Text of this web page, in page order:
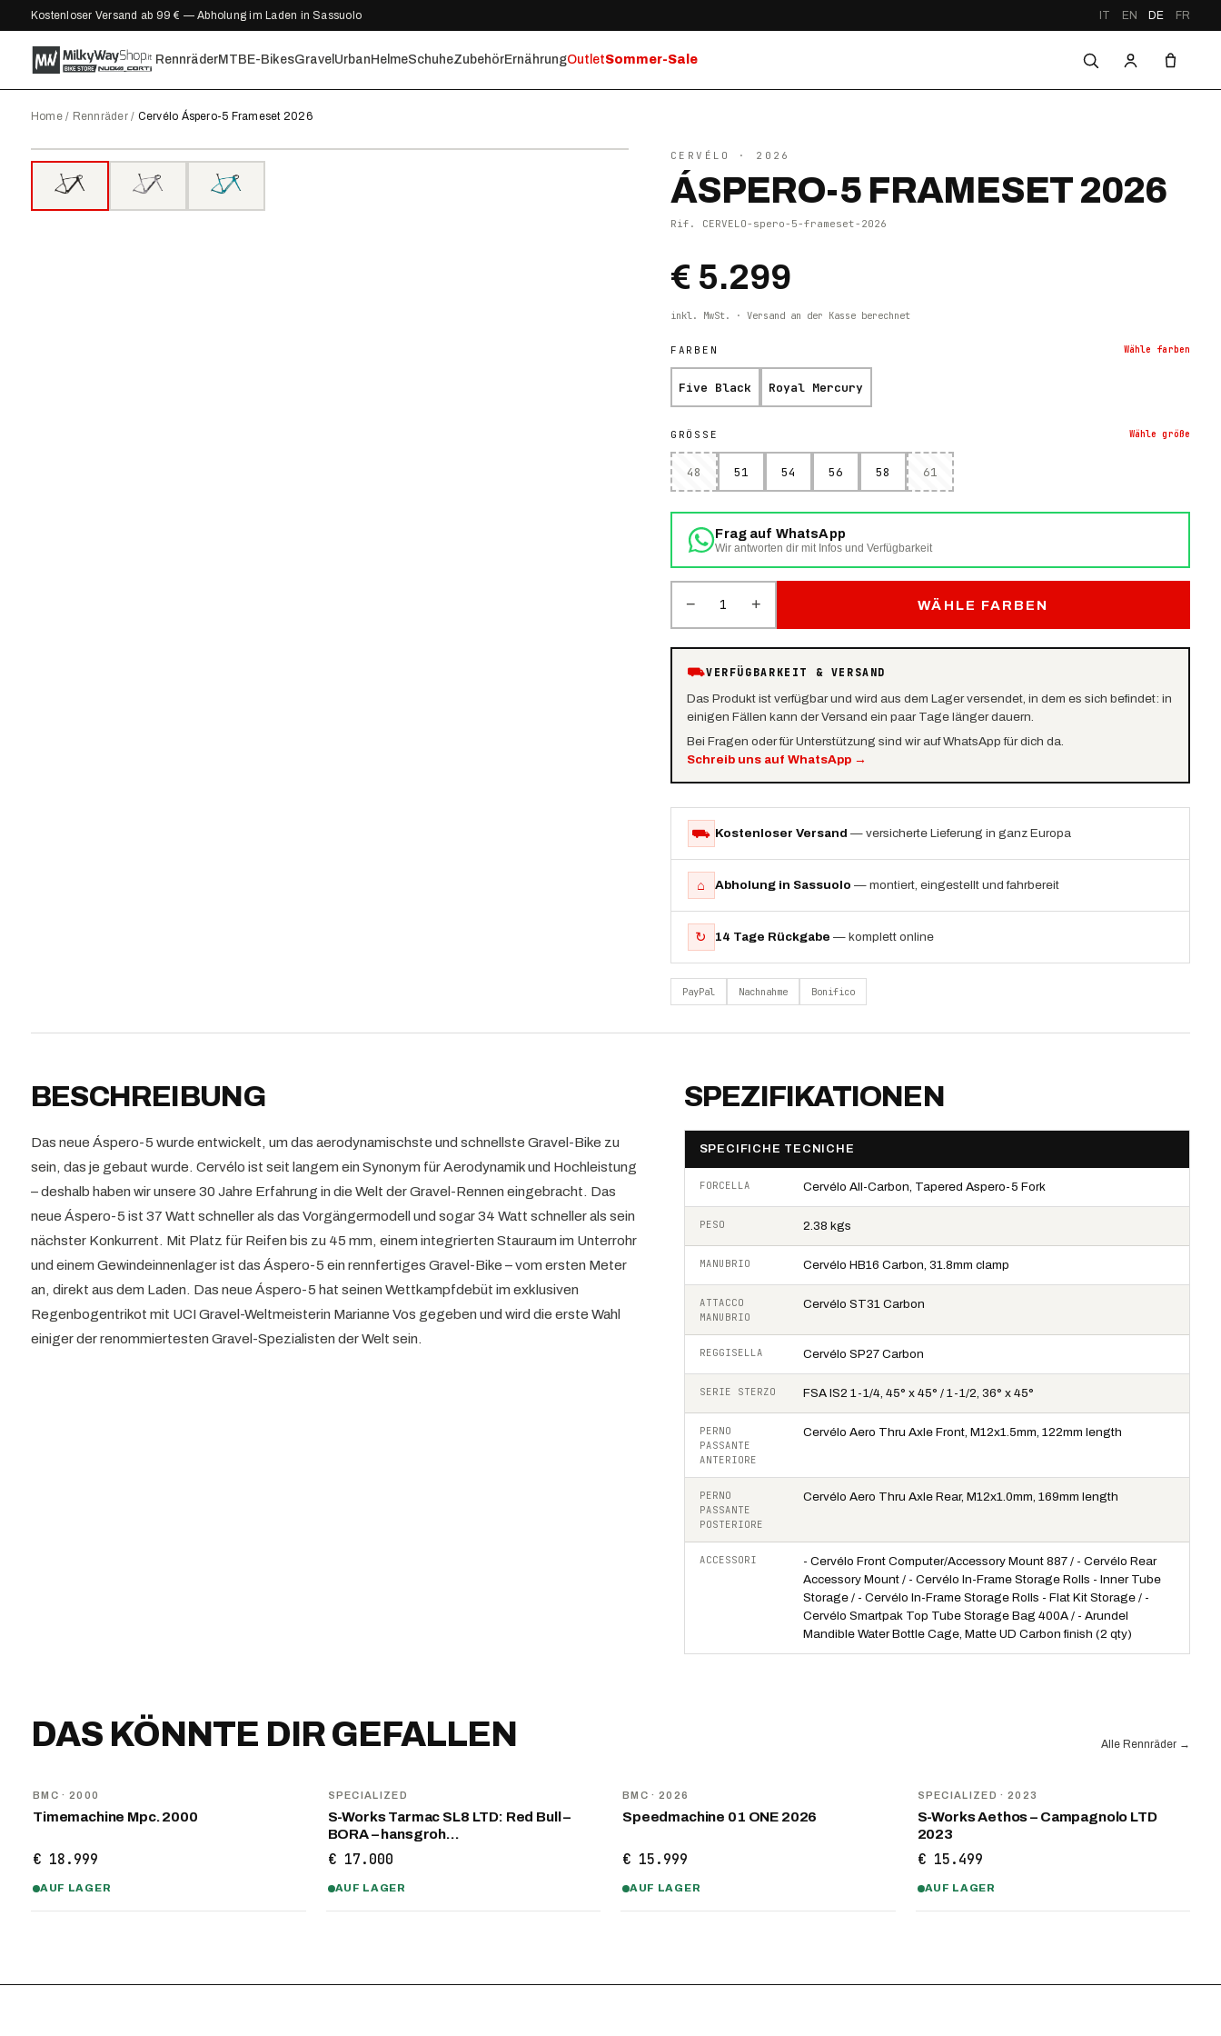
Kostenloser Versand ab 99 € — Abholung im Laden in Sassuolo IT EN DE FR
RennräderMTB E-BikesGravel Urban HelmeSchuheZubehörErnährungOutletSommer-Sale
Home/ Rennräder/ Cervélo Áspero-5 Frameset 2026
2026 AUF LAGER
CERVÉLO · 2026
ÁSPERO-5 FRAMESET 2026
Rif. CERVELO-spero-5-frameset-2026
€ 5.299
inkl. MwSt. · Versand an der Kasse berechnet
FARBEN Wähle farben
Five Black Royal Mercury
GRÖSSE Wähle größe
48 51 54 56 58 61
Frag auf WhatsApp
Wir antworten dir mit Infos und Verfügbarkeit
− 1 + WÄHLE FARBEN
⛟VERFÜGBARKEIT & VERSAND
Das Produkt ist verfügbar und wird aus dem Lager versendet, in dem es sich befindet: in
einigen Fällen kann der Versand ein paar Tage länger dauern.
Bei Fragen oder für Unterstützung sind wir auf WhatsApp für dich da.
Schreib uns auf WhatsApp →
⛟ Kostenloser Versand — versicherte Lieferung in ganz Europa
⌂ Abholung in Sassuolo — montiert, eingestellt und fahrbereit
↻ 14 Tage Rückgabe — komplett online
PayPal Nachnahme Bonifico
BESCHREIBUNG
Das neue Áspero-5 wurde entwickelt, um das aerodynamischste und schnellste Gravel-Bike zu
sein, das je gebaut wurde. Cervélo ist seit langem ein Synonym für Aerodynamik und Hochleistung
– deshalb haben wir unsere 30 Jahre Erfahrung in die Welt der Gravel-Rennen eingebracht. Das
neue Áspero-5 ist 37 Watt schneller als das Vorgängermodell und sogar 34 Watt schneller als sein
nächster Konkurrent. Mit Platz für Reifen bis zu 45 mm, einem integrierten Stauraum im Unterrohr
und einem Gewindeinnenlager ist das Áspero-5 ein rennfertiges Gravel-Bike – vom ersten Meter
an, direkt aus dem Laden. Das neue Áspero-5 hat seinen Wettkampfdebüt im exklusiven
Regenbogentrikot mit UCI Gravel-Weltmeisterin Marianne Vos gegeben und wird die erste Wahl
einiger der renommiertesten Gravel-Spezialisten der Welt sein.
SPEZIFIKATIONEN
SPECIFICHE TECNICHE
FORCELLA Cervélo All-Carbon, Tapered Aspero-5 Fork
PESO 2.38 kgs
MANUBRIO Cervélo HB16 Carbon, 31.8mm clamp
ATTACCO
MANUBRIO
Cervélo ST31 Carbon
REGGISELLA Cervélo SP27 Carbon
SERIE STERZO FSA IS2 1-1/4, 45° x 45° / 1-1/2, 36° x 45°
PERNO
PASSANTE
ANTERIORE
Cervélo Aero Thru Axle Front, M12x1.5mm, 122mm length
PERNO
PASSANTE
POSTERIORE
Cervélo Aero Thru Axle Rear, M12x1.0mm, 169mm length
ACCESSORI
- Cervélo Front Computer/Accessory Mount 887 / - Cervélo Rear
Accessory Mount / - Cervélo In-Frame Storage Rolls - Inner Tube
Storage / - Cervélo In-Frame Storage Rolls - Flat Kit Storage / -
Cervélo Smartpak Top Tube Storage Bag 400A / - Arundel
Mandible Water Bottle Cage, Matte UD Carbon finish (2 qty)
DAS KÖNNTE DIR GEFALLEN Alle Rennräder →
BMC · 2000
Timemachine Mpc. 2000
€ 18.999
AUF LAGER
SPECIALIZED
S-Works Tarmac SL8 LTD: Red Bull –
BORA – hansgroh…
€ 17.000
AUF LAGER
BMC · 2026
Speedmachine 01 ONE 2026
€ 15.999
AUF LAGER
SPECIALIZED · 2023
S-Works Aethos – Campagnolo LTD
2023
€ 15.499
AUF LAGER